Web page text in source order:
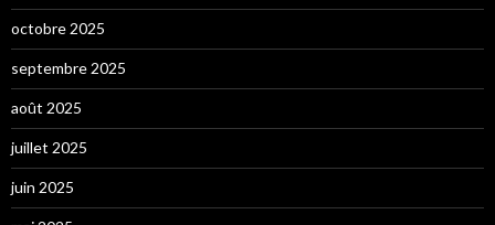
octobre 2025
septembre 2025
août 2025
juillet 2025
juin 2025